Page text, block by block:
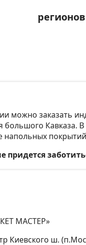
регионов
можно заказать
Кавказа.
МАСТЕР»
Киевского ш.